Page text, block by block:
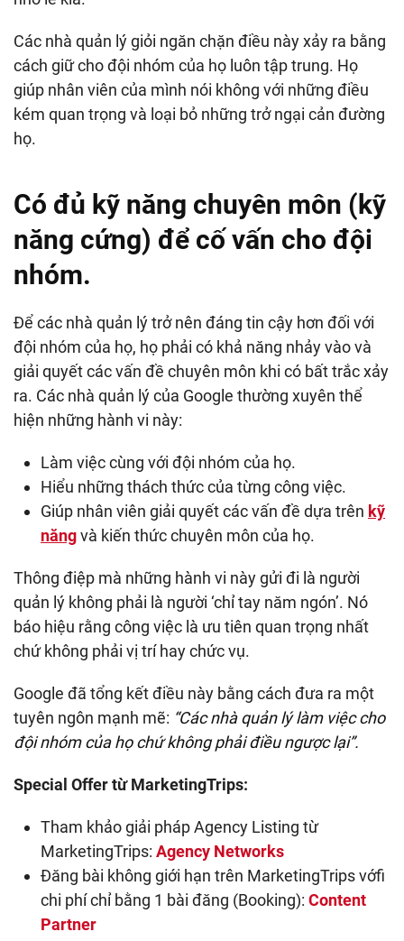
Các nhà quản lý giỏi ngăn chặn điều này xảy ra bằng
cách giữ cho đội nhóm của họ luôn tập trung. Họ
giúp nhân viên của mình nói không với những điều
kém quan trọng và loại bỏ những trở ngại cản đường
họ.
Có đủ kỹ năng chuyên môn (kỹ
năng cứng) để cố vấn cho đội
nhóm.
Để các nhà quản lý trở nên đáng tin cậy hơn đối với
đội nhóm của họ, họ phải có khả năng nhảy vào và
giải quyết các vấn đề chuyên môn khi có bất trắc xảy
ra. Các nhà quản lý của Google thường xuyên thể
hiện những hành vi này:
Làm việc cùng với đội nhóm của họ.
Hiểu những thách thức của từng công việc.
Giúp nhân viên giải quyết các vấn đề dựa trên kỹ
năngvà kiến thức chuyên môn của họ.
Thông điệp mà những hành vi này gửi đi là người
quản lý không phải là người ‘chỉ tay năm ngón’. Nó
báo hiệu rằng công việc là ưu tiên quan trọng nhất
chứ không phải vị trí hay chức vụ.
Google đã tổng kết điều này bằng cách đưa ra một
tuyên ngôn mạnh mẽ: “Các nhà quản lý làm việc cho
đội nhóm của họ chứ không phải điều ngược lại”.
Special Offer từ MarketingTrips:
Tham khảo giải pháp Agency Listing từ
MarketingTrips: Agency Networks
Đăng bài không giới hạn trên MarketingTrips vớfi
chi phí chỉ bằng 1 bài đăng (Booking): Content
Partner